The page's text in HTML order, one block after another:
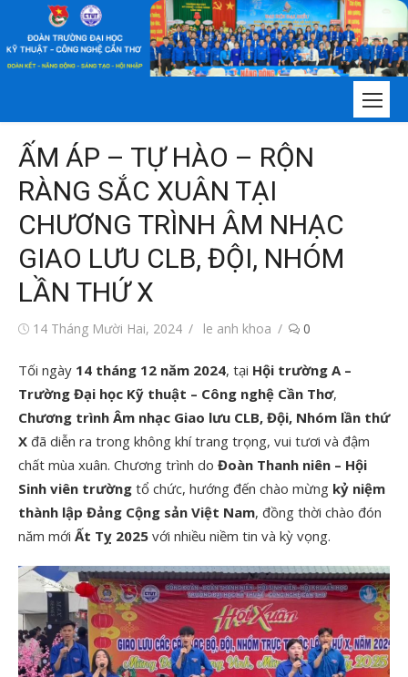
nội
ẤM ÁP – TỰ HÀO – RỘN
RÀNG SẮC XUÂN TẠI
CHƯƠNG TRÌNH ÂM NHẠC
GIAO LƯU CLB, ĐỘI, NHÓM
LẦN THỨ X
Đăng14 Tháng Mười Hai, 2024
Tác
le anh khoa 0
Tối ngày 14 tháng 12 năm 2024, tại Hội trường A –
Trường Đại học Kỹ thuật – Công nghệ Cần Thơ,
Chương trình Âm nhạc Giao lưu CLB, Đội, Nhóm lần thứ
X đã diễn ra trong không khí trang trọng, vui tươi và đậm
chất mùa xuân. Chương trình do Đoàn Thanh niên – Hội
Sinh viên trường tổ chức, hướng đến chào mừng kỷ niệm
thành lập Đảng Cộng sản Việt Nam, đồng thời chào đón
năm mới Ất Tỵ 2025 với nhiều niềm tin và kỳ vọng.